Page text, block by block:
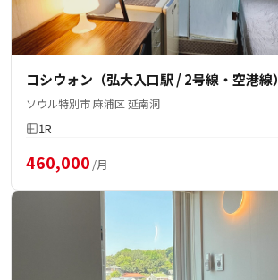
コシウォン（弘大入口駅 / 2号線・空港線）
ソウル特別市 麻浦区 延南洞
1R
460,000 /月